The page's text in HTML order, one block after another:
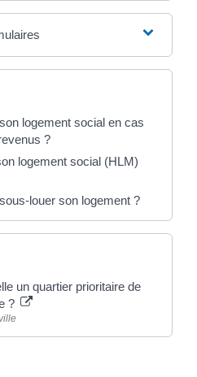
logement social en cas
?
logement social (HLM)
louer son logement ?
un quartier prioritaire de
?